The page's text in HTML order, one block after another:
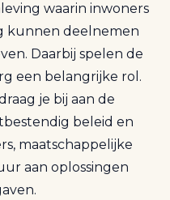
waarin inwoners
kunnen deelnemen
Daarbij spelen de
een belangrijke rol.
je bij aan de
beleid en
maatschappelijke
aan oplossingen